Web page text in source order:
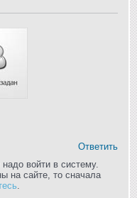
Ответить
войти в систему.
на сайте, то сначала
.